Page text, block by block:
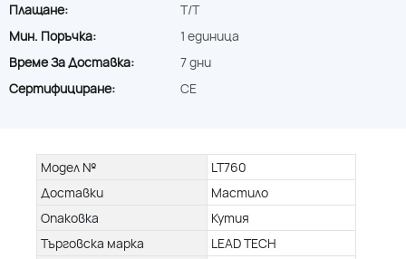
Плащане:
T/T
Мин. Поръчка:
1 единица
Време За Доставка:
7 дни
Сертифициране:
CE
Модел №
LT760
Доставки
Мастило
Опаковка
Кутия
Търговска марка
LEAD TECH